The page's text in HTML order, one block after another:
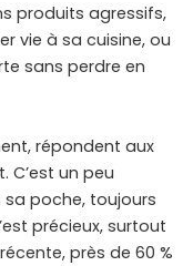
produits agressifs,
vie à sa cuisine, ou
sans perdre en
répondent aux
C’est un peu
poche, toujours
précieux, surtout
près de 60 %